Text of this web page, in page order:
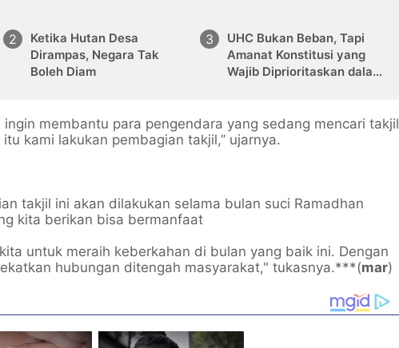
Ketika Hutan Desa
Dirampas, Negara Tak
Boleh Diam
UHC Bukan Beban, Tapi
Amanat Konstitusi yang
Wajib Diprioritaskan dalam
ingin membantu para pengendara yang sedang mencari takjil
kami lakukan pembagian takjil,” ujarnya.
takjil ini akan dilakukan selama bulan suci Ramadhan
kita berikan bisa bermanfaat
untuk meraih keberkahan di bulan yang baik ini. Dengan
hubungan ditengah masyarakat," tukasnya.***(mar)